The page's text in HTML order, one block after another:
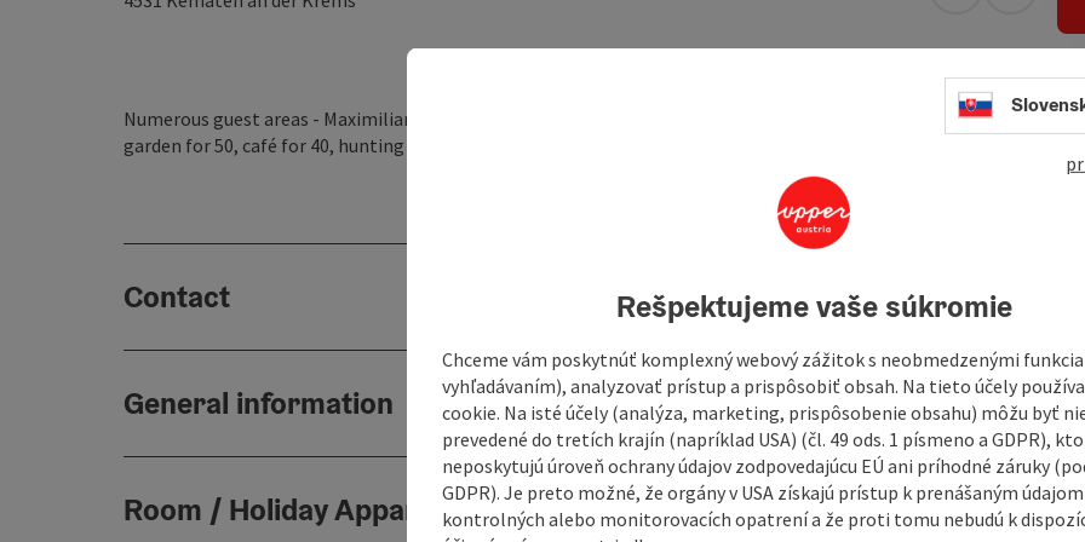
Numerous guest areas - Maximilian Stub’n for 80, ballroom for 250, winter garden for 23, restaurant for 40,
garden for 50, café for 40, hunting room for 25.
Contact
General information
Room / Holiday Appartement
Rešpektujeme vaše súkromie
Chceme vám poskytnúť komplexný webový zážitok s neobmedzenými
vyhľadávaním), analyzovať prístup a prispôsobiť obsah. Na tieto účely
cookie. Na isté účely (analýza, marketing, prispôsobenie obsahu) môžu byť
prevedené do tretích krajín (napríklad USA) (čl. 49 ods. 1 písmeno a GDPR),
neposkytujú úroveň ochrany údajov zodpovedajúcu EÚ ani príhodné záruky
GDPR). Je preto možné, že orgány v USA získajú prístup k prenášaným
kontrolných alebo monitorovacích opatrení a že proti tomu nebudú k